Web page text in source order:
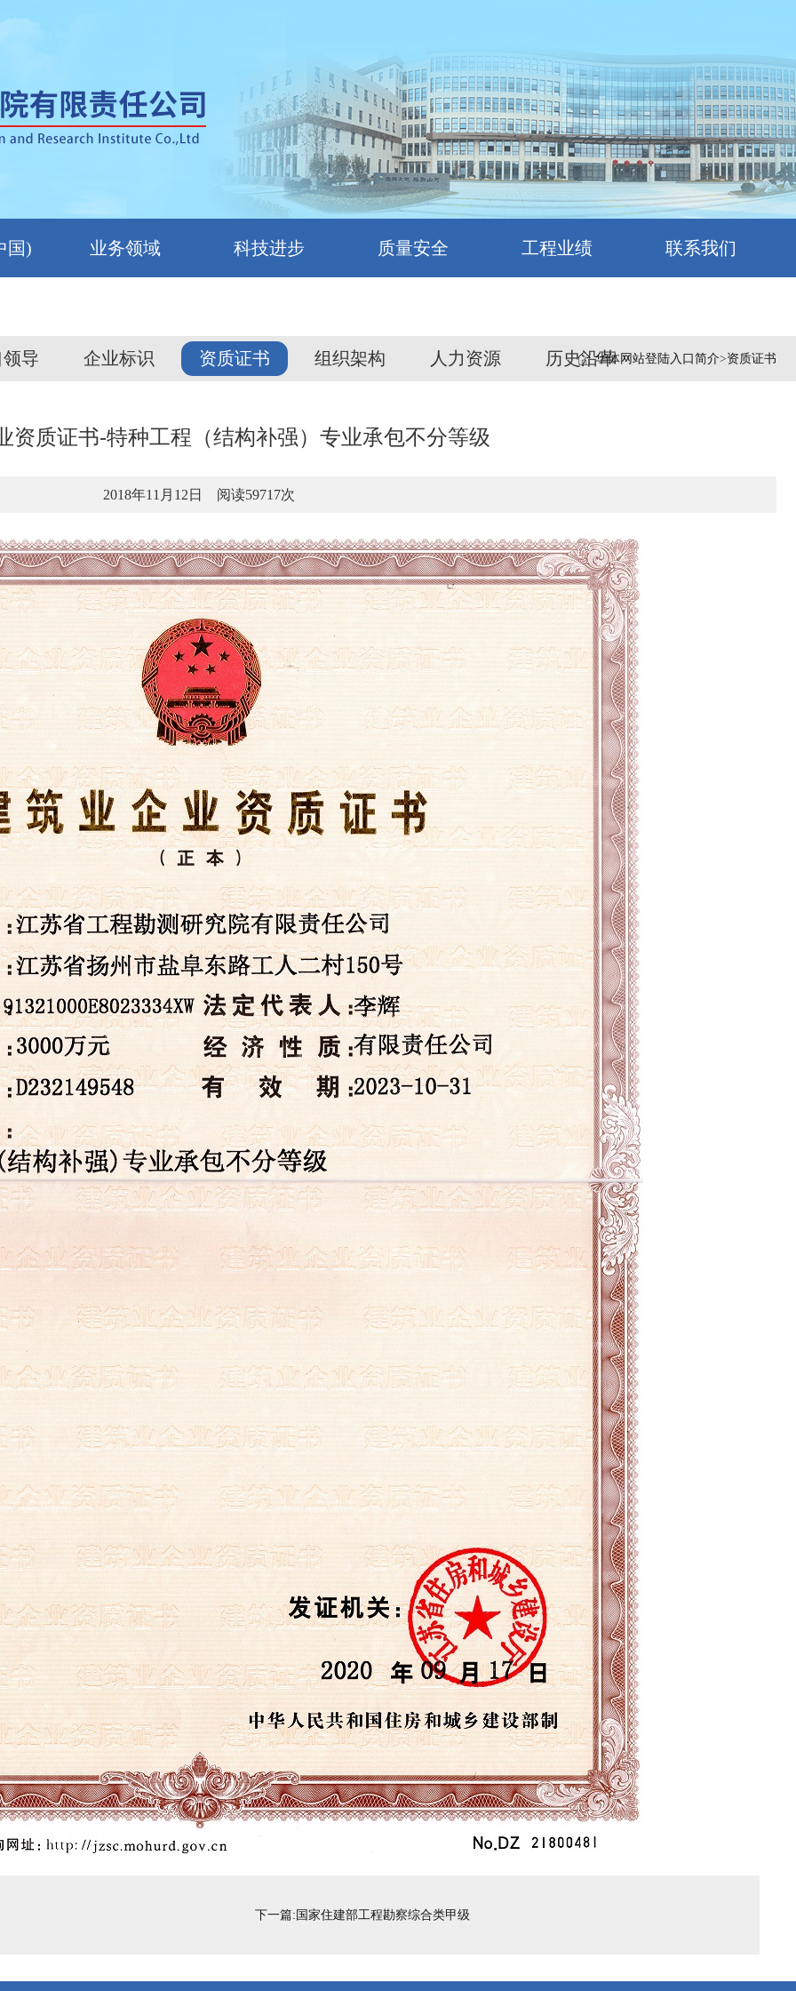
国) 业务领域 科技进步 质量安全 工程业绩 联系我们
导 企业标识 资质证书 组织架构 人力资源 历史沿革华体网站登陆入口简介>资质证书
资质证书-特种工程（结构补强）专业承包不分等级
2018年11月12日 阅读59717次
下一篇:国家住建部工程勘察综合类甲级